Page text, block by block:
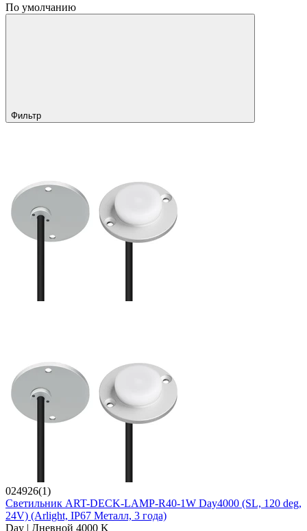
По умолчанию
Фильтр
024926(1)
Светильник ART-DECK-LAMP-R40-1W Day4000 (SL, 120 deg,
24V) (Arlight, IP67 Металл, 3 года)
Day | Дневной 4000 K